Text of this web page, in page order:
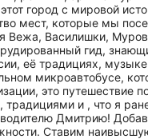
город с мировой
мест, которые мы
Вежа, Василишки,
гид,
её традициях,
микроавтобусе,
это путешествие
и , что я
Дмитрию!
Ставим